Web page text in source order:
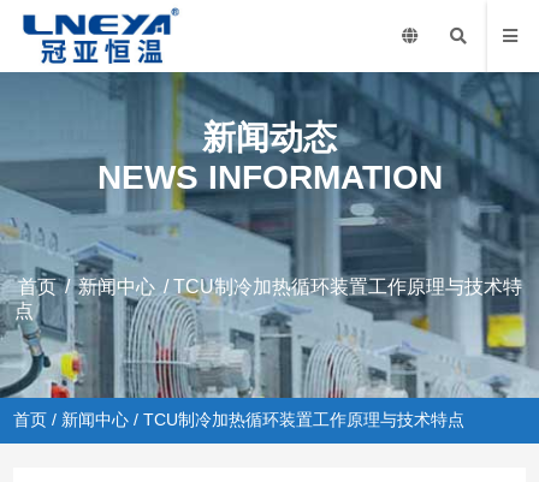
新闻动态
NEWS INFORMATION
首页/新闻中心 / TCU制冷加热循环装置工作原理与技术特
点
首页 / 新闻中心 / TCU制冷加热循环装置工作原理与技术特点